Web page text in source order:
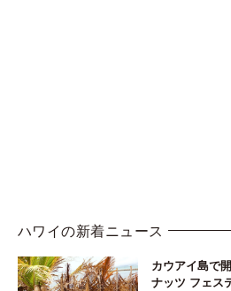
ハワイの新着ニュース
カウアイ島で
ナッツ フェス